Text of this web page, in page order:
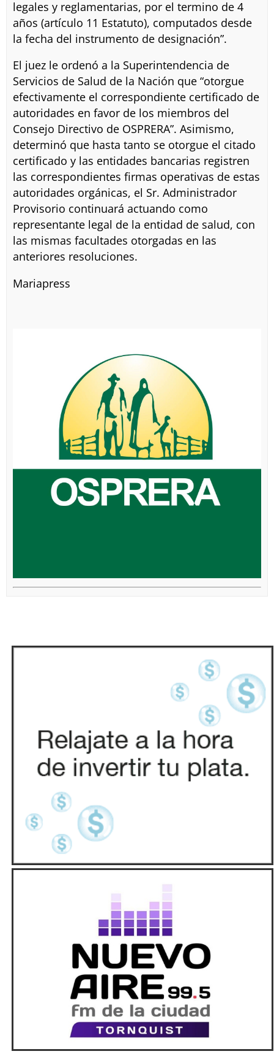
legales y reglamentarias, por el termino de 4
años (artículo 11 Estatuto), computados desde
la fecha del instrumento de designación”.
El juez le ordenó a la Superintendencia de
Servicios de Salud de la Nación que “otorgue
efectivamente el correspondiente certificado de
autoridades en favor de los miembros del
Consejo Directivo de OSPRERA”. Asimismo,
determinó que hasta tanto se otorgue el citado
certificado y las entidades bancarias registren
las correspondientes firmas operativas de estas
autoridades orgánicas, el Sr. Administrador
Provisorio continuará actuando como
representante legal de la entidad de salud, con
las mismas facultades otorgadas en las
anteriores resoluciones.
Mariapress